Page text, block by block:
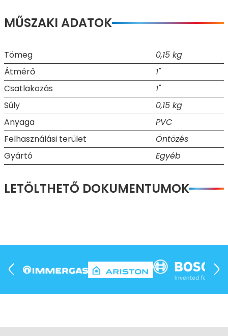
MŰSZAKI ADATOK
Tömeg
0,15 kg
Átmérő
1"
Csatlakozás
1"
Súly
0,15 kg
Anyaga
PVC
Felhasználási terület
Öntözés
Gyártó
Egyéb
LETÖLTHETŐ DOKUMENTUMOK